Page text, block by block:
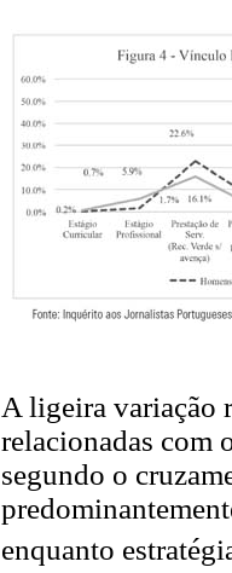
A ligeira variação
relacionadas com
segundo o
enquanto